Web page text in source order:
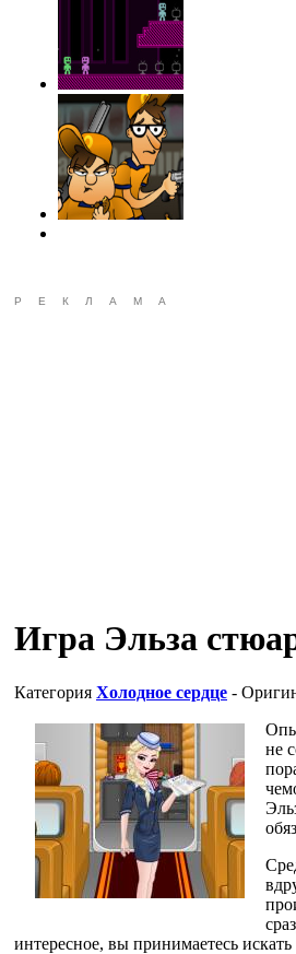
РЕКЛАМА
Игра Эльза
Категория Холодное сердце -
не
интересное, вы принимаетесь искать